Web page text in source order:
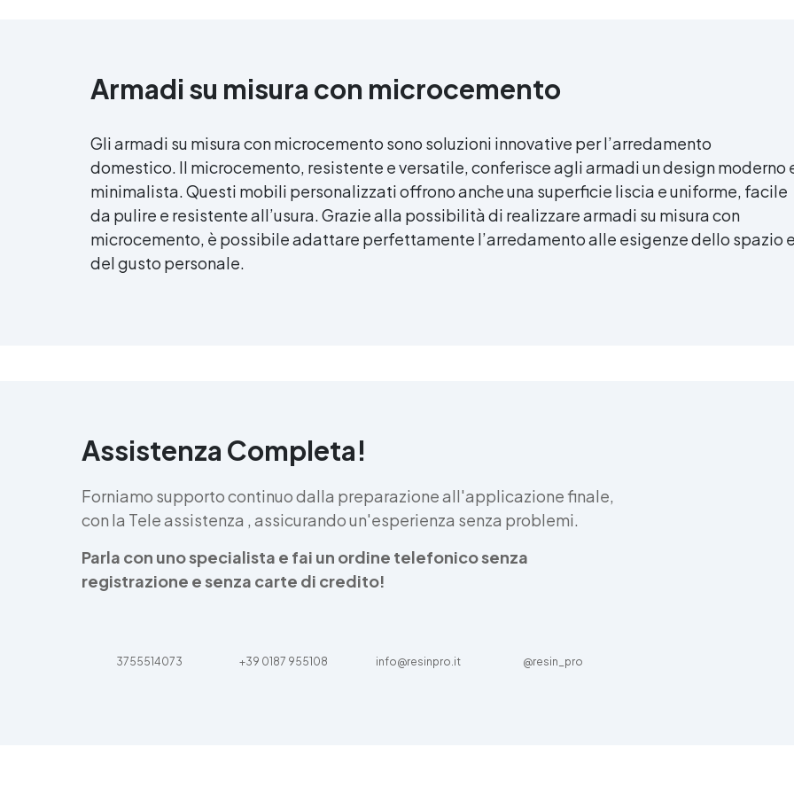
dal design scelto (copertura
parziale o totale). Il consumo
basa su una copertura parziale.
necessario raddoppiare la
quantità consigliata. Sparta
Top: Consumo consigliato: 0,2
kg/m². Si prega di rispettare
questa indicazione, poiché la
quantità del prodotto è
Armadi su misura con microcemento
Gli armadi su misura con microcemento sono soluzioni innovative per l’arredamento
domestico. Il microcemento, resistente e versatile, conferisce agli armadi un design moderno
minimalista. Questi mobili personalizzati offrono anche una superficie liscia e uniforme, facile
da pulire e resistente all’usura. Grazie alla possibilità di realizzare armadi su misura con
microcemento, è possibile adattare perfettamente l’arredamento alle esigenze dello spazio
del gusto personale.
Assistenza Completa!
Forniamo supporto continuo dalla preparazione all'applicazione finale,
con la Tele assistenza , assicurando un'esperienza senza problemi.
Parla con uno specialista e fai un ordine telefonico senza
registrazione e senza carte di credito!
3755514073 +39 0187 955108 info@resinpro.it @resin_pro